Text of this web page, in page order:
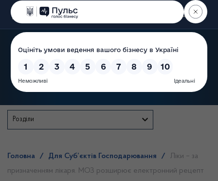
Пошук
Розділи
Головна / Для Суб’єктів Господарювання /
Ліки – за
призначенням лікаря. МОЗ розширює електронний рецепт